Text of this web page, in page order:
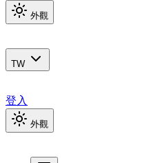
外觀
TW
登入
外觀